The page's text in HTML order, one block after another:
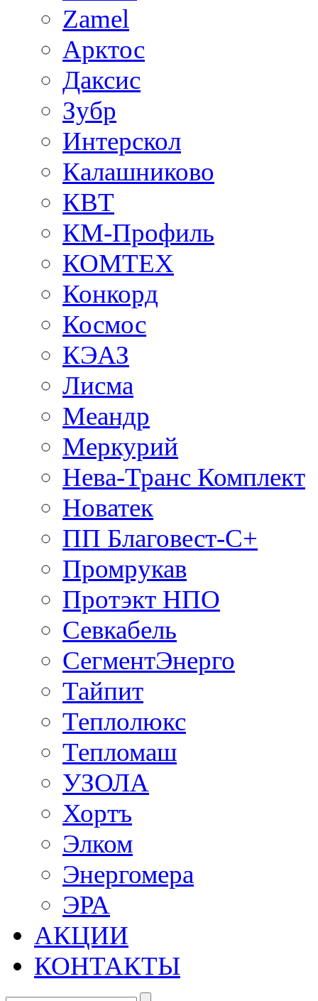
Zamel
Арктос
Даксис
Зубр
Интерскол
Калашниково
КВТ
КМ-Профиль
КОМТЕХ
Конкорд
Космос
КЭАЗ
Лисма
Меандр
Меркурий
Нева-Транс Комплект
Новатек
ПП Благовест-С+
Промрукав
Протэкт НПО
Севкабель
СегментЭнерго
Тайпит
Теплолюкс
Тепломаш
УЗОЛА
Хортъ
Элком
Энергомера
ЭРА
АКЦИИ
КОНТАКТЫ